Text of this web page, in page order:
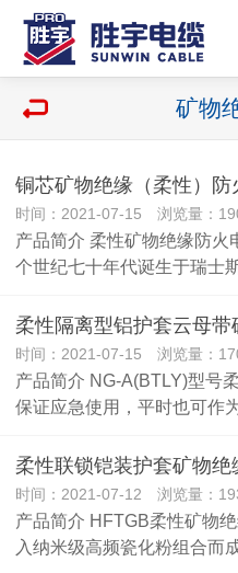
矿物
铜芯矿物绝缘（柔性）防
时间：2021-07-15 浏览量：
产品简介 柔性矿物绝缘防火
个世纪七十年代诞生于瑞士
柔性隔离型铝护套云母带
时间：2021-07-15 浏览量：
产品简介 NG-A(BTLY)型号
保证应急使用，平时也可作
柔性联锁铠装护套矿物绝
时间：2021-07-12 浏览量：
产品简介 HFTGB柔性矿物
入纳米级高频瓷化粉组合而